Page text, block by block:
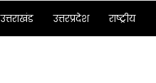
उत्तराखंड उत्तरप्रदेश राष्ट्रीय